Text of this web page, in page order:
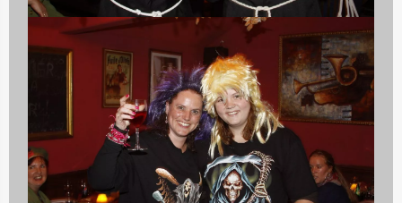
Avondarrangementen
846 uitjes